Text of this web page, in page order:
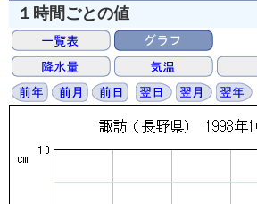
１時間ごとの値